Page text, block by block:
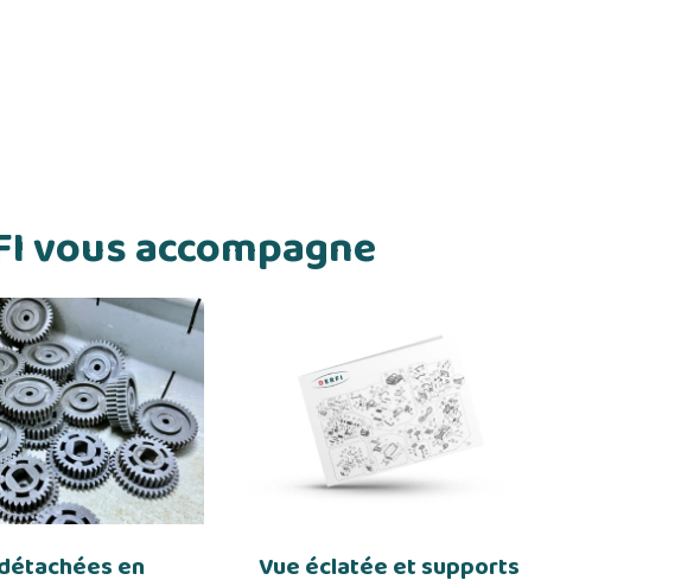
vous accompagne
en Vue éclatée et supports